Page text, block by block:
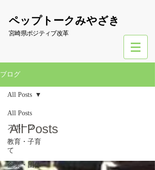
​ペップトークみやざき
宮崎県ポジティブ改革
ブログ
All Posts
スポーツ
教育・子育
て
企業・団体
All Posts
All Posts